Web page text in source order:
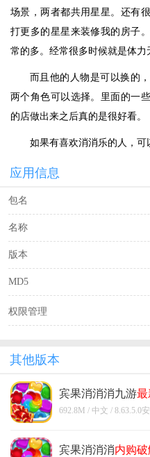
场景，两者都共用星星。还有
打更多的星星来装修我的房子
常的多。经常很多时候就是体力
而且他的人物是可以换的
两个角色可以选择。里面的一
的店做出来之后真的是很好看。
如果有喜欢消消乐的人，可
应用信息
包名
名称
版本
MD5
权限管理
其他版本
宾果消消消九游最
版
692.8M / 中文 / 8.63.5.0
宾果消消消内购破